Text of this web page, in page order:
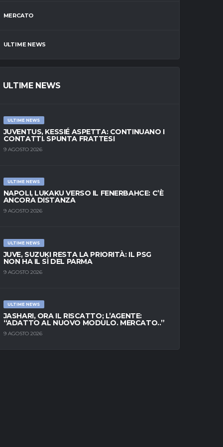
MERCATO
ULTIME NEWS
ULTIME NEWS
ULTIME NEWS
JUVENTUS, KESSIÉ ASPETTA: CONTINUANO I
CONTATTI. SPUNTA FRATTESI
9 AGOSTO 2026
ULTIME NEWS
NAPOLI, LUKAKU VERSO IL FENERBAHCE: C’È
ANCORA DISTANZA
9 AGOSTO 2026
ULTIME NEWS
JUVE, SUZUKI RESTA LA PRIORITÀ: IL PSG
NON HA IL SÌ DEL PARMA
9 AGOSTO 2026
ULTIME NEWS
JASHARI, ORA IL RISCATTO; L’AGENTE:
“ADATTO AL NUOVO MODULO. MERCATO..”
9 AGOSTO 2026